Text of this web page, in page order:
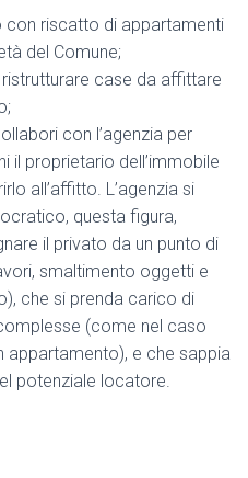
con riscatto di appartamenti
del Comune;
case da affittare
con l’agenzia per
il proprietario dell’immobile
all’affitto. L’agenzia si
questa figura,
il privato da un punto di
smaltimento oggetti e
che si prenda carico di
(come nel caso
appartamento), e che sappia
potenziale locatore.